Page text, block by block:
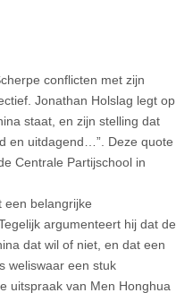
conflicten met zijn
Jonathan Holslag legt op
staat, en zijn stelling dat
en uitdagend…”. Deze quote
Centrale Partijschool in
een belangrijke
argumenteert hij dat de
dat wil of niet, en dat een
weliswaar een stuk
uitspraak van Men Honghua